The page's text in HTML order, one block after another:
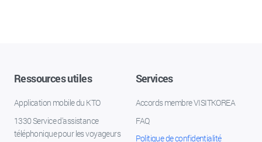
Ressources utiles
Application mobile du KTO
1330 Service d'assistance
téléphonique pour les voyageurs
Services
Accords membre VISITKOREA
FAQ
Politique de confidentialité